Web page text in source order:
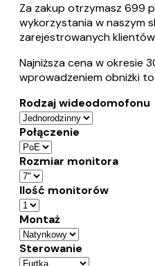
Za zakup otrzymasz 699
wykorzystania w naszym
zarejestrowanych
Najniższa cena w okresie
wprowadzeniem obniżki
Rodzaj wideodomofonu
Połączenie
Rozmiar monitora
Ilość monitorów
Montaż
Sterowanie